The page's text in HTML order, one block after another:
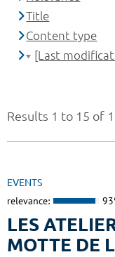
Results 1 to 15 of
EVENTS
relevance:
LES
MOTTE DE
Title
Content type
[Last